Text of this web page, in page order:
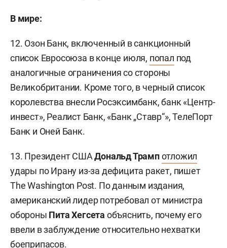
В мире:
12. Озон Банк, включенный в санкционный
список Евросоюза в конце июля, попал под
аналогичные ограничения со стороны
Великобритании. Кроме того, в черный список
королевства внесли Росэксимбанк, банк «Центр-
инвест», Реалист Банк, «Банк „Ставр“», ТелеПорт
Банк и Оней Банк.
13. Президент СШАДональд Трампотложил
удары по Ирану из-за дефицита ракет, пишет
The Washington Post. По данным издания,
американский лидер потребовал от министра
обороны Пита Хегсета объяснить, почему его
ввели в заблуждение относительно нехватки
боеприпасов.